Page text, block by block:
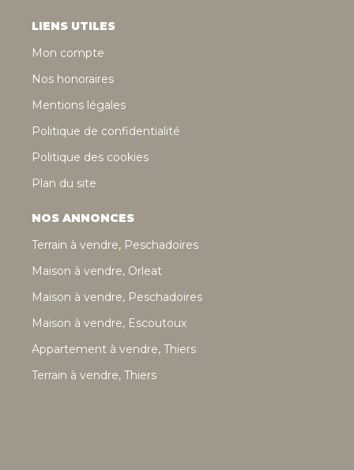
LIENS UTILES
Mon compte
Nos honoraires
Mentions légales
Politique de confidentialité
Politique des cookies
Plan du site
NOS ANNONCES
Terrain à vendre, Peschadoires
Maison à vendre, Orleat
Maison à vendre, Peschadoires
Maison à vendre, Escoutoux
Appartement à vendre, Thiers
Terrain à vendre, Thiers